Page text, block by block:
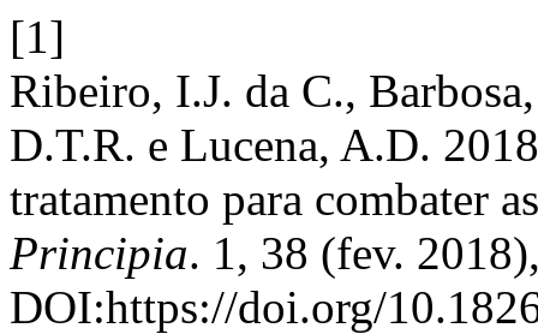
[1]
Ribeiro, I.J. da C.,
D.T.R. e Lucena, A.D.
tratamento para combater
Principia. 1, 38 (fev.
DOI:https://doi.org/